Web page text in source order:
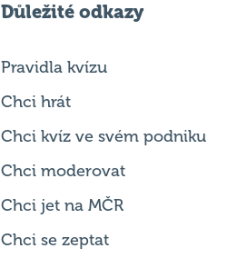
Důležité odkazy
Pravidla kvízu
Chci hrát
Chci kvíz ve svém podniku
Chci moderovat
Chci jet na MČR
Chci se zeptat